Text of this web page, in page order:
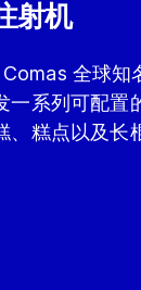
射机
全球知
一系列可配置
、糕点以及长